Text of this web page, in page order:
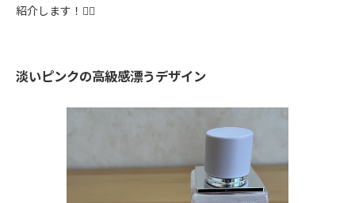
紹介します！💁‍♀️
淡いピンクの高級感漂うデザイン